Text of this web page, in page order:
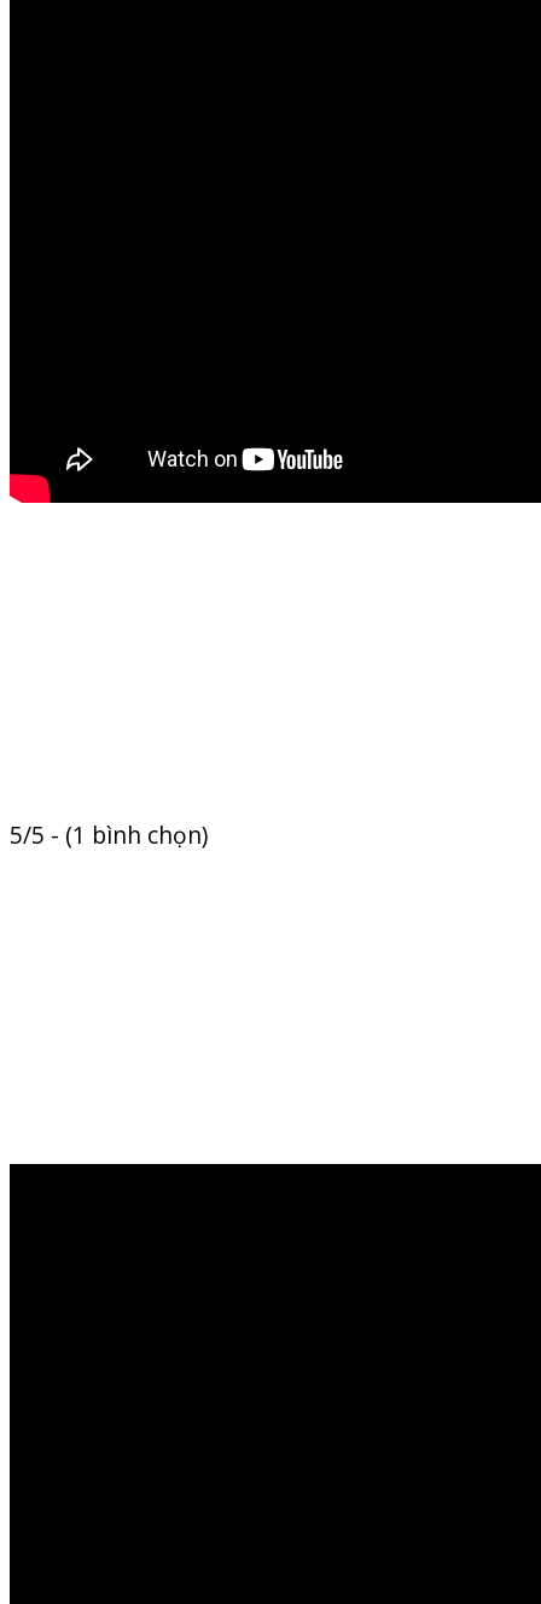
5/5 - (1 bình chọn)